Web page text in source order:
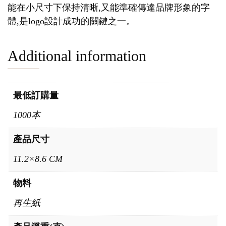
能在小尺寸下保持清晰,又能準確傳達品牌形象的字
體,是logo設計成功的關鍵之一。
Additional information
最低訂購量
1000本
產品尺寸
11.2×8.6 CM
物料
再生紙